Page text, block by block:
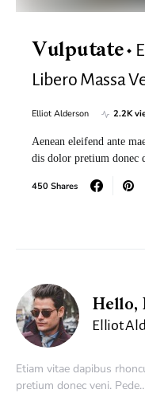
Vulputate
Libero Massa
Elliot Alderson 2.2K
Aenean eleifend ante
dis dolor pretium donec
450 Shares
Hello,
Elliot
Etiam vitae dapibus
pretium donec veni.